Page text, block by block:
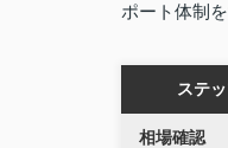
ポート体制
ステ
相場確認